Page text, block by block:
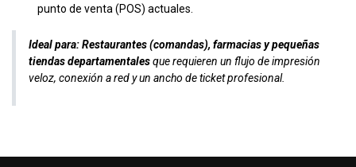
punto de venta (POS) actuales.
Ideal para:Restaurantes (comandas), farmacias y pequeñas
tiendas departamentalesque requieren un flujo de impresión
veloz, conexión a red y un ancho de ticket profesional.